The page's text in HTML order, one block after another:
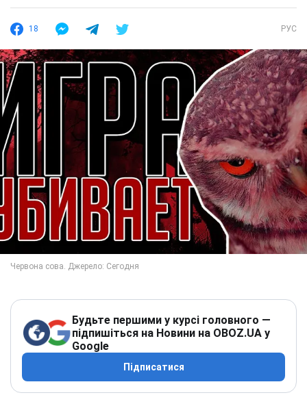
18 РУС
Будьте першими у курсі головного —
підпишіться на Новини на OBOZ.UA у
Google
Підписатися